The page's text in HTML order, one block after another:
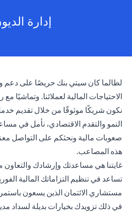
إدارة
لطالما كان سيتي بنك حريصًا على دعم
الاحتياجات المالية لعملائنا. وتماشيًا
نكون شريكًا موثوقًا من خلال تقديم
النمو والتقدم الاقتصادي، نأمل في
صعوبات مالية ونحثكم على التواصل
هذه المصاعب.
غايتنا هي مساعدتك وإرشادك والتعاون
تساعد في تنظيم التزاماتك المالية
مستشاري الائتمان الذين يسعون
في ذلك تزويدك بخيارات بديلة لسداد